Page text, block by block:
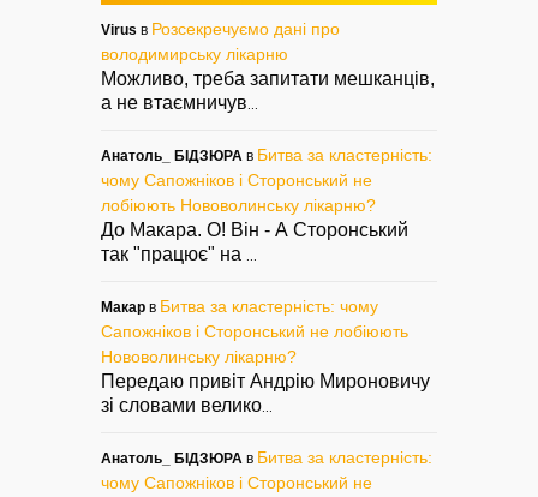
Virus в Розсекречуємо дані про
володимирську лікарню
Можливо, треба запитати мешканців,
а не втаємничув
Анатоль_ БІДЗЮРА в Битва за кластерність:
чому Сапожніков і Сторонський не
лобіюють Нововолинську лікарню?
До Макара. О! Він - А Сторонський
так "працює" на
Макар в Битва за кластерність: чому
Сапожніков і Сторонський не лобіюють
Нововолинську лікарню?
Передаю привіт Андрію Мироновичу
зі словами велико
Анатоль_ БІДЗЮРА в Битва за кластерність:
чому Сапожніков і Сторонський не